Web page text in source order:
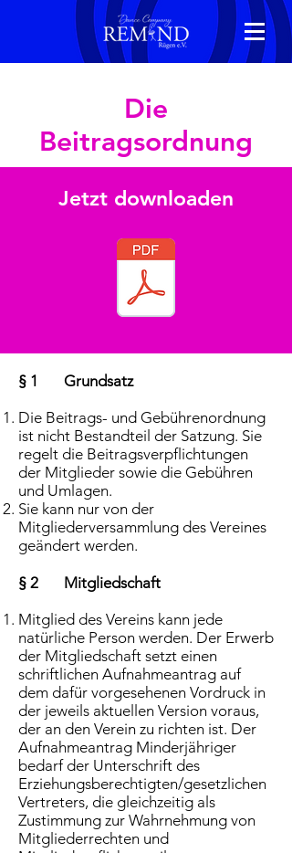
Die
Beitragsordnung
Jetzt downloaden
§ 1 Grundsatz
Die Beitrags- und Gebührenordnung
ist nicht Bestandteil der Satzung. Sie
regelt die Beitragsverpflichtungen
der Mitglieder sowie die Gebühren
und Umlagen.
Sie kann nur von der
Mitgliederversammlung des Vereines
geändert werden.
§ 2 Mitgliedschaft
Mitglied des Vereins kann jede
natürliche Person werden. Der Erwerb
der Mitgliedschaft setzt einen
schriftlichen Aufnahmeantrag auf
dem dafür vorgesehenen Vordruck in
der jeweils aktuellen Version voraus,
der an den Verein zu richten ist. Der
Aufnahmeantrag Minderjähriger
bedarf der Unterschrift des
Erziehungsberechtigten/gesetzlichen
Vertreters, die gleichzeitig als
Zustimmung zur Wahrnehmung von
Mitgliederrechten und